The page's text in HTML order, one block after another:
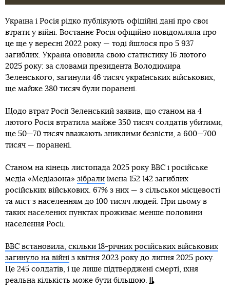
Україна і Росія рідко публікують офіційні дані про свої
втрати у війні. Востаннє Росія офіційно повідомляла про
це ще у вересні 2022 року — тоді йшлося про 5 937
загиблих. Україна оновила свою статистику 16 лютого
2025 року: за словами президента Володимира
Зеленського, загинули 46 тисяч українських військових,
ще майже 380 тисяч були поранені.
Щодо втрат Росії Зеленський заявив, що станом на 4
лютого Росія втратила майже 350 тисяч солдатів убитими,
ще 50—70 тисяч вважають зниклими безвісти, а 600—700
тисяч — поранені.
Станом на кінець листопада 2025 року BBC і російське
медіа «Медіазона» зібрали імена 152 142 загиблих
російських військових. 67% з них — з сільської місцевості
та міст з населенням до 100 тисяч людей. При цьому в
таких населених пунктах проживає менше половини
населення Росії.
BBC встановила, скільки 18-річних російських військових
загинуло на війні з квітня 2023 року до липня 2025 року.
Це 245 солдатів, і це лише підтверджені смерті, їхня
реальна кількість може бути більшою.